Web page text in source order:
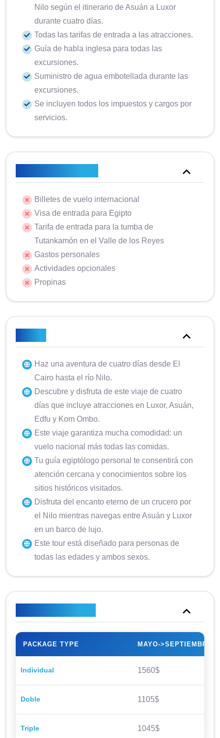
Nilo según el itinerario de Asuán a Luxor
durante cuatro días.
Todas las tarifas de entrada a las atracciones.
Guía de habla inglesa para todas las
excursiones.
Suministro de agua embotellada durante las
excursiones.
Se incluyen todos los impuestos y cargos por
servicios.
Billetes de vuelo internacional
Visa de entrada para Egipto
Tarifa de entrada para la tumba de
Tutankamón en el Valle de los Reyes
Gastos personales
Actividades opcionales
Propinas
Haz una aventura de cuatro días desde El
Cairo hasta el río Nilo.
Descubre y disfruta de este viaje de cuatro
días que incluye atracciones en Luxor, Asuán,
Edfu y Kom Ombo.
Este viaje garantiza mucha comodidad: un
vuelo nacional más todas las comidas.
Tu guía egiptólogo personal te consentirá con
atención cercana y conocimientos sobre los
sitios históricos visitados.
Disfruta del encanto eterno de un crucero por
el Nilo mientras navegas entre Asuán y Luxor
en un barco de lujo.
Este tour está diseñado para personas de
todas las edades y ambos sexos.
PACKAGE TYPE MAYO->SEPTIEMBRE
Individual 1560$
Doble 1105$
Triple 1045$